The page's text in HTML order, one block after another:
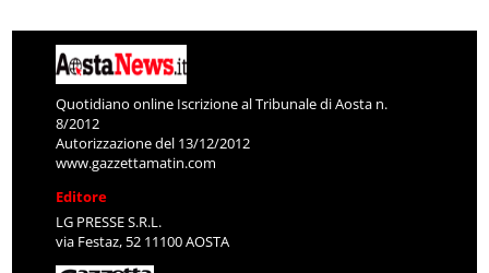
Quotidiano online Iscrizione al Tribunale di Aosta n.
8/2012
Autorizzazione del 13/12/2012
www.gazzettamatin.com
Editore
LG PRESSE S.R.L.
via Festaz, 52 11100 AOSTA